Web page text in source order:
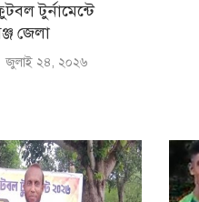
টুর্নামেন্টে
জেলা
জুলাই ২৪, ২০২৬